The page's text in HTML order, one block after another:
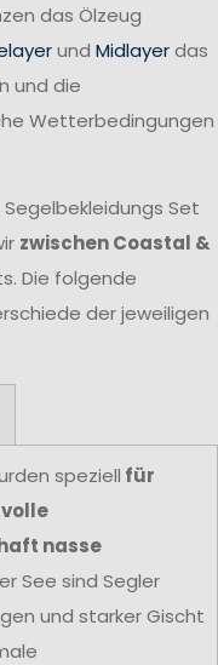
das Ölzeug
und Midlayerdas
und die
Wetterbedingungen
Set
zwischen Coastal &
Die folgende
der jeweiligen
speziell für
nasse
See sind Segler
und starker Gischt